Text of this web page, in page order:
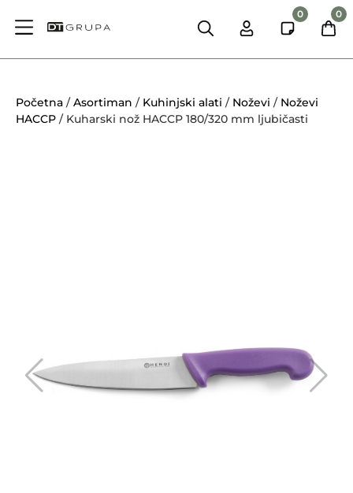
0 0
Početna /Asortiman / Kuhinjski alati / Noževi / Noževi
HACCP / Kuharski nož HACCP 180/320 mm ljubičasti